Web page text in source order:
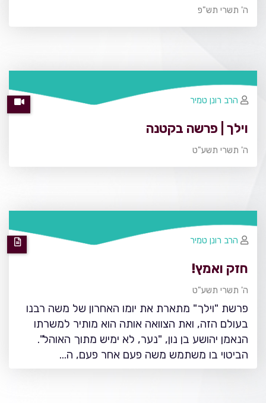
ה' תשרי תש"פ
וילך | פרשה בקטנה
ה' תשרי תשע"ט
הרב רונן טמיר
חזק ואמץ!
ה' תשרי תשע"ט
פרשת "וילך" מתארת את יומו האחרון של משה רבנו
בעולם הזה, ואת הצוואה אותה הוא מותיר למשרתו
הנאמן יהושע בן נון, "נער, לא ימיש מתוך האוהל".
הביטוי בו משתמש משה פעם אחר פעם, ה…
הרב רונן טמיר